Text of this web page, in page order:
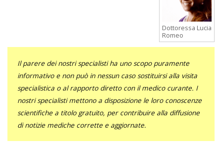
Dottoressa Lucia
Romeo
Il parere dei nostri specialisti ha uno scopo puramente
informativo e non può in nessun caso sostituirsi alla visita
specialistica o al rapporto diretto con il medico curante. I
nostri specialisti mettono a disposizione le loro conoscenze
scientifiche a titolo gratuito, per contribuire alla diffusione
di notizie mediche corrette e aggiornate.